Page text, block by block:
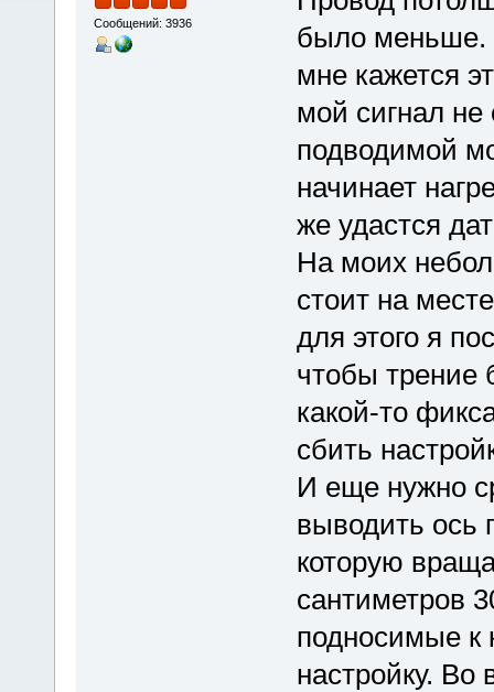
Сообщений: 3936
было меньше.
мне кажется
мой сигнал
подводимой
начинает
же удастся
На моих
стоит на
для этого я
чтобы трение
какой-то
сбить
И еще нужно
выводить ось
которую
сантиметров
подносимые к
настройку.